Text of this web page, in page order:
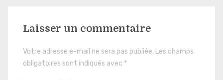
Laisser un commentaire
Votre adresse e-mail ne sera pas publiée. Les champs
obligatoires sont indiqués avec *